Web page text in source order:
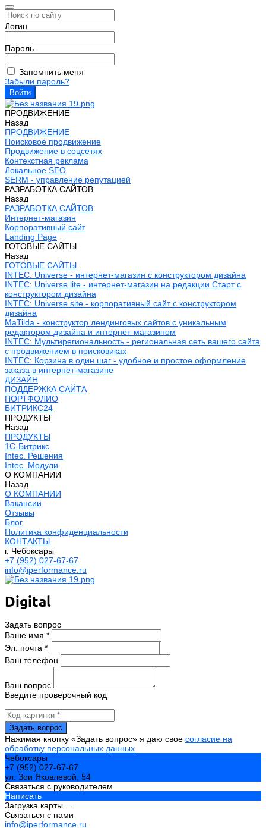
Логин
Пароль
Запомнить меня
Забыли пароль?
ПРОДВИЖЕНИЕ
Назад
ПРОДВИЖЕНИЕ
Поисковое продвижение
Продвижение в соцсетях
Контекстная реклама
Локальное SEO
SERM - управление репутацией
РАЗРАБОТКА САЙТОВ
Назад
РАЗРАБОТКА САЙТОВ
Интернет-магазин
Корпоративный сайт
Landing Page
ГОТОВЫЕ САЙТЫ
Назад
ГОТОВЫЕ САЙТЫ
INTEC: Universe - интернет-магазин с конструктором дизайна
INTEC: Universe.lite - интернет-магазин на редакции Старт с
конструктором дизайна
INTEC: Universe.site - корпоративный сайт с конструктором
дизайна
MaTilda - конструктор лендинговых сайтов с уникальным
редактором дизайна и интернет-магазином
INTEC: Мультирегиональность - региональная сеть вашего сайта
с продвижением в поисковиках
INTEC: Корзина в один шаг - удобное и простое оформление
заказа в интернет-магазине
ДИЗАЙН
ПОДДЕРЖКА САЙТА
ПОРТФОЛИО
БИТРИКС24
ПРОДУКТЫ
Назад
ПРОДУКТЫ
1С-Битрикс
Intec. Решения
Intec. Модули
О КОМПАНИИ
Назад
О КОМПАНИИ
Вакансии
Отзывы
Блог
Политика конфиденциальности
КОНТАКТЫ
г. Чебоксары
+7 (952) 027-67-67
info@iperformance.ru
Digital
Задать вопрос
Ваше имя *
Эл. почта *
Ваш телефон
Ваш вопрос
Введите проверочный код
Нажимая кнопку «Задать вопрос» я даю свое согласие на
обработку персональных данных
Чебоксары
+7 (952) 027-67-67
ул. Зои Яковлевой, 54
Связаться с руководителем
Написать
Загрузка карты ...
Связаться с нами
info@iperformance.ru